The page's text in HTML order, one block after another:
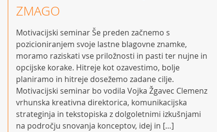
ZMAGO
Motivacijski seminar Še preden začnemo s
pozicioniranjem svoje lastne blagovne znamke,
moramo raziskati vse priložnosti in pasti ter nujne in
opcijske korake. Hitreje kot ozavestimo, bolje
planiramo in hitreje dosežemo zadane cilje.
Motivacijski seminar bo vodila Vojka Žgavec Clemenz
vrhunska kreativna direktorica, komunikacijska
strateginja in tekstopiska z dolgoletnimi izkušnjami
na področju snovanja konceptov, idej in […]